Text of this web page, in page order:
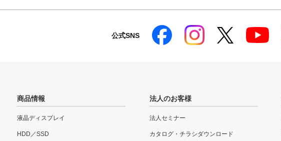
公式SNS
商品情報
液晶ディスプレイ
HDD／SSD
法人のお客様
法人セミナー
カタログ・チラシダウンロード